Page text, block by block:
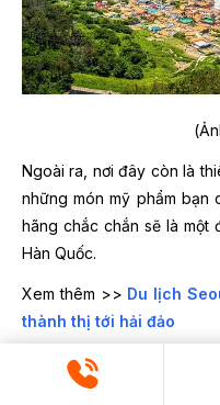
Ngoài ra, nơi đây còn là
những món mỹ phẩm bạn
hãng chắc chắn sẽ là một
Hàn Quốc.
Xem thêm >> Du lịch
thành thị tới hải đảo
4. Món ngon